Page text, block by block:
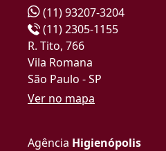
(11) 93207-3204
(11) 2305-1155
R. Tito, 766
Vila Romana
São Paulo - SP
Ver no mapa
Agência Higienópolis